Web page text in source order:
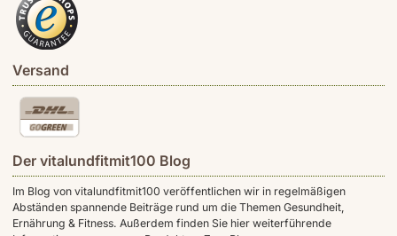
Versand
Der vitalundfitmit100 Blog
Im Blog von vitalundfitmit100 veröffentlichen wir in regelmäßigen
Abständen spannende Beiträge rund um die Themen Gesundheit,
Ernährung & Fitness. Außerdem finden Sie hier weiterführende